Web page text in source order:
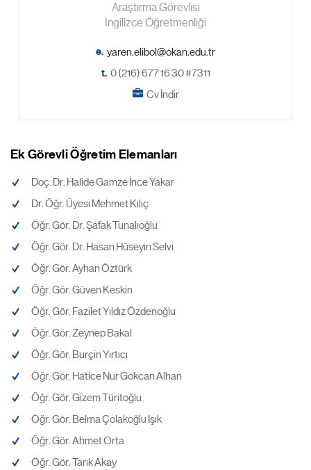
Araştırma Görevlisi
İngilizce Öğretmenliği
e.
t. 0 (216) 677 16 30 #7311
Cv İndir
Ek Görevli Öğretim Elemanları
Doç. Dr. Halide Gamze İnce Yakar
Dr. Öğr. Üyesi Mehmet Kılıç
Öğr. Gör. Dr. Şafak Tunalıoğlu
Öğr. Gör. Dr. Hasan Hüseyin Selvi
Öğr. Gör. Ayhan Öztürk
Öğr. Gör. Güven Keskin
Öğr. Gör. Fazilet Yıldız Özdenoğlu
Öğr. Gör. Zeynep Bakal
Öğr. Gör. Burçin Yırtıcı
Öğr. Gör. Hatice Nur Gökcan Alhan
Öğr. Gör. Gizem Türitoğlu
Öğr. Gör. Belma Çolakoğlu Işık
Öğr. Gör. Ahmet Orta
Öğr. Gör. Tarık Akay